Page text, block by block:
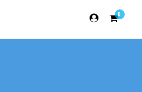
0